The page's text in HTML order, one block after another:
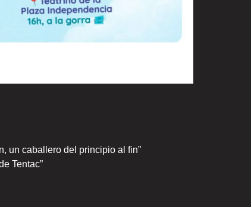
un caballero del principio al fin”
Tentac”